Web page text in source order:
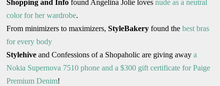
Shopping and Info found Angelina Jolie lovesnude as a neutral
color for her wardrobe.
From minimizers to maximizers,StyleBakery found thebest bras
for every body
Stylehive and Confessions of a Shopaholic are giving awaya
Nokia Supernova 7510 phone and a $300 gift certificate for Paige
Premium Denim!